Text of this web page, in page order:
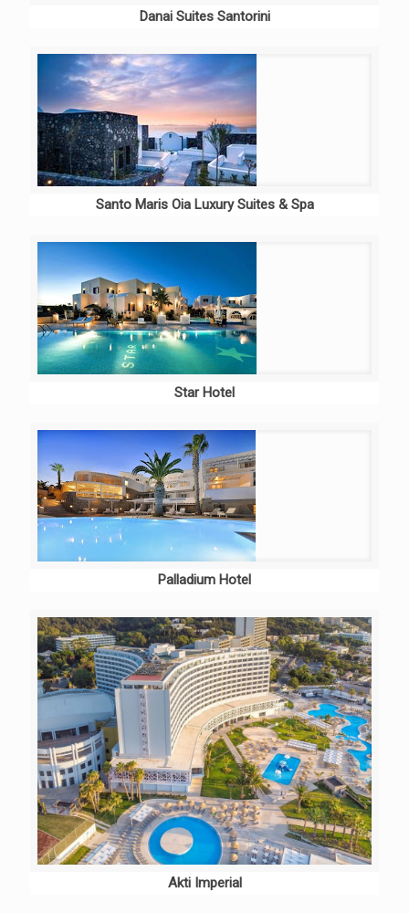
Danai Suites Santorini
Santo Maris Oia Luxury Suites & Spa
Star Hotel
Palladium Hotel
Akti Imperial